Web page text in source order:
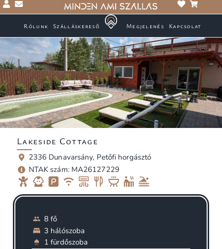
Rólunk Szálláskereső Megjelenés Kapcsolat
Lakeside Cottage
2336 Dunavarsány, Petőfi horgásztó
NTAK szám: MA26127229
8 fő
3 hálószoba
1 fürdőszoba